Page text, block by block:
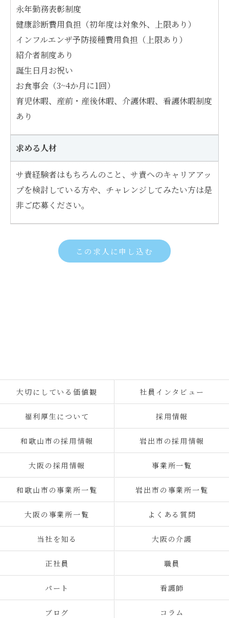
永年勤務表彰制度
健康診断費用負担（初年度は対象外、上限あり）
インフルエンザ予防接種費用負担（上限あり）
紹介者制度あり
誕生日月お祝い
お食事会（3~4か月に1回）
育児休暇、産前・産後休暇、介護休暇、看護休暇制度
あり
求める人材
サ責経験者はもちろんのこと、サ責へのキャリアアッ
プを検討している方や、チャレンジしてみたい方は是
非ご応募ください。
この求人に申し込む
大切にしている価値観 社員インタビュー
福利厚生について 採用情報
和歌山市の採用情報 岩出市の採用情報
大阪の採用情報 事業所一覧
和歌山市の事業所一覧 岩出市の事業所一覧
大阪の事業所一覧 よくある質問
当社を知る 大阪の介護
正社員 職員
パート 看護師
ブログ コラム